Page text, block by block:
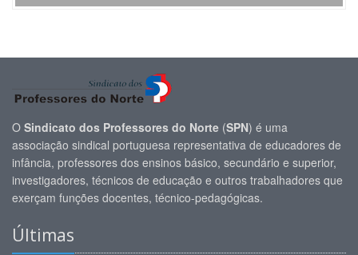
O Sindicato dos Professores do Norte (SPN) é uma
associação sindical portuguesa representativa de educadores de
infância, professores dos ensinos básico, secundário e superior,
investigadores, técnicos de educação e outros trabalhadores que
exerçam funções docentes, técnico-pedagógicas.
Últimas